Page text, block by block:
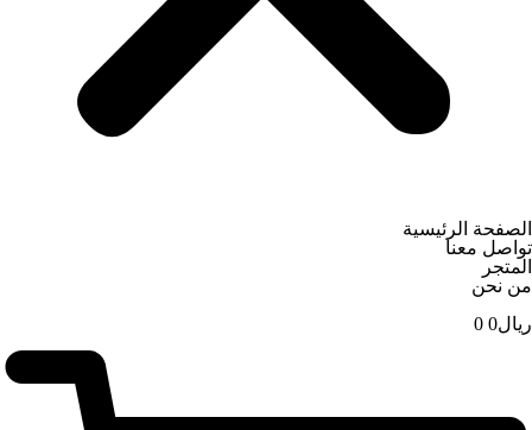
الصفحة الرئيسية
تواصل معنا
المتجر
من نحن
ریال0
0